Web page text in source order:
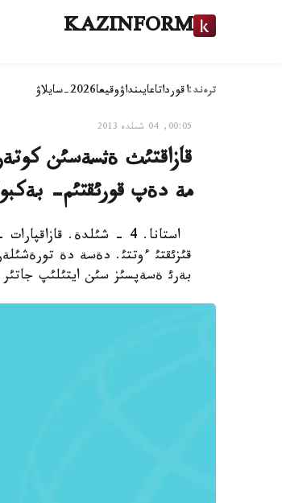
KAZINFORM
ترەند:اقورداتاعايىنداۋوقيعا2026-سايلاۋ
00:05, 04 شىلدە 2013
قازاقتئث ةثسةسئن
مة دةپ قورئقتئم-
استانا. 4 - شئلدة.
قئزئقتئ ءوتتئ. دةسة دة
بةرئ ةسةپسئز سئن ايتئلئپ